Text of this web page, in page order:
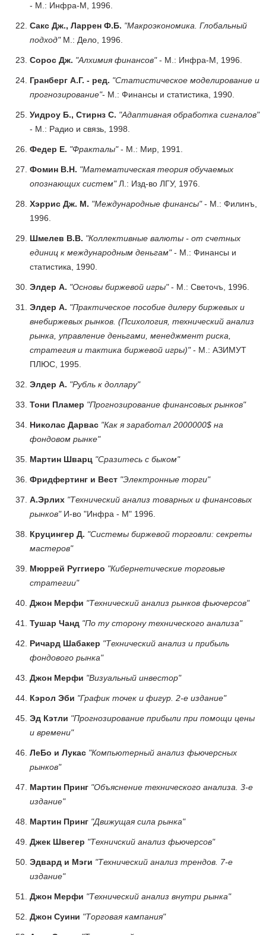
- М.: Инфра-М, 1996.
Сакс Дж., Ларрен Ф.Б. "Макроэкономика. Глобальный
подход"М.: Дело, 1996.
Сорос Дж. "Алхимия финансов"- М.: Инфра-М, 1996.
Гранберг А.Г. - ред. "Статистическое моделирование и
прогнозирование"- М.: Финансы и статистика, 1990.
Уидроу Б., Стирнз С. "Адаптивная обработка сигналов"
- М.: Радио и связь, 1998.
Федер Е. "Фракталы"- М.: Мир, 1991.
Фомин В.Н. "Математическая теория обучаемых
опознающих систем"Л.: Изд-во ЛГУ, 1976.
Хэррис Дж. М. "Международные финансы"- М.: Филинъ,
1996.
Шмелев В.В. "Коллективные валюты - от счетных
единиц к международным деньгам"- М.: Финансы и
статистика, 1990.
Элдер А. "Основы биржевой игры"- М.: Светочъ, 1996.
Элдер А. "Практическое пособие дилеру биржевых и
внебиржевых рынков. (Психология, технический анализ
рынка, управление деньгами, менеджмент риска,
стратегия и тактика биржевой игры)"- М.: АЗИМУТ
ПЛЮС, 1995.
Элдер А. "Рубль к доллару"
Тони Пламер "Прогнозирование финансовых рынков"
Николас Дарвас "Как я заработал 2000000$ на
фондовом рынке"
Мартин Шварц "Сразитесь с быком"
Фридфертинг и Вест "Электронные торги"
А.Эрлих "Технический анализ товарных и финансовых
рынков"И-во "Инфра - М" 1996.
Круцингер Д. "Системы биржевой торговли: секреты
мастеров"
Мюррей Руггиеро "Кибернетические торговые
стратегии"
Джон Мерфи "Технический анализ рынков фьючерсов"
Тушар Чанд "По ту сторону технического анализа"
Ричард Шабакер "Технический анализ и прибыль
фондового рынка"
Джон Мерфи "Визуальный инвестор"
Кэрол Эби "График точек и фигур. 2-е издание"
Эд Кэтли "Прогнозирование прибыли при помощи цены
и времени"
ЛеБо и Лукас "Компьютерный анализ фьючерсных
рынков"
Мартин Принг "Объяснение технического анализа. 3-е
издание"
Мартин Принг "Движущая сила рынка"
Джек Швегер "Техничский анализ фьючерсов"
Эдвард и Мэги "Технический анализ трендов. 7-е
издание"
Джон Мерфи "Технический анализ внутри рынка"
Джон Суини "Торговая кампания"